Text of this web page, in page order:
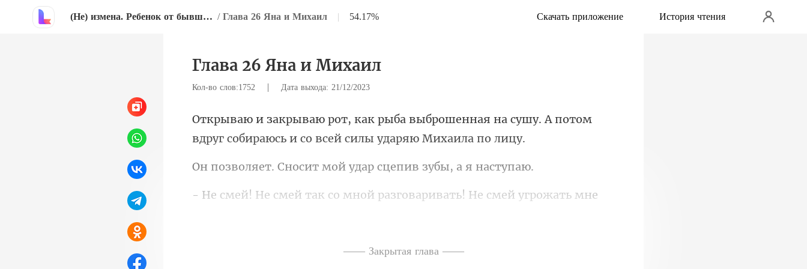
(Не) измена. Ребенок от бывшего. / Глава 26 Яна и Михаил | 54.17% Скачать приложение История чтения
Глава 26 Яна и Михаил
Кол-во слов:1752 | Дата выхода: 21/12/2023
шенная на сушу. А потом
вдруг собираюсь
ит мой удар сцепив
жать мне
—— Закрытая глава ——